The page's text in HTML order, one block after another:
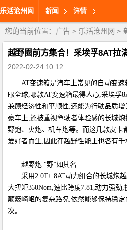
乐活沧州网 新闻 详情
您的当前位置： 广告 > 乐活沧州网 >
越野圈前方集合！采埃孚8AT拉
2022-02-24 10:12
AT变速箱是汽车上常见的自动变
眼全球,哪款AT变速箱最得人心,采埃孚
兼顾经济性和平顺性,还能为行驶品质
豪车上,还被重视驾驶者体验感的长城
野炮、火炮、机车炮等。而这几款皮卡
爱好者而生,因此在越野性能上也各有千
越野炮 “野”如其名
采用2.0T+ 8AT动力组合的长城炮
大扭矩360Nom,速比跨度7.81,动力强劲
颠簸崎岖的复杂路况,依然能够保持稳
次。